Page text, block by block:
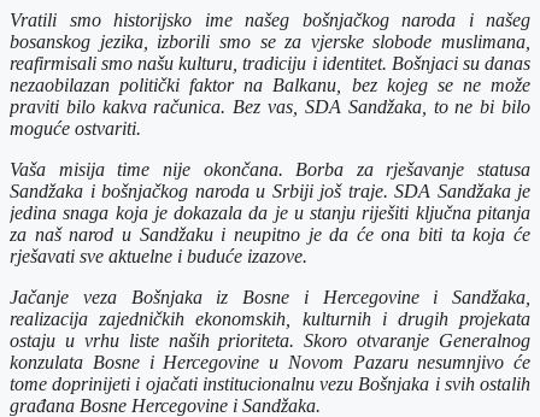
Vratili smo historijsko ime našeg bošnjačkog naroda i našeg
bosanskog jezika, izborili smo se za vjerske slobode muslimana,
reafirmisali smo našu kulturu, tradiciju i identitet. Bošnjaci su danas
nezaobilazan politički faktor na Balkanu, bez kojeg se ne može
praviti bilo kakva računica. Bez vas, SDA Sandžaka, to ne bi bilo
moguće ostvariti.
Vaša misija time nije okončana. Borba za rješavanje statusa
Sandžaka i bošnjačkog naroda u Srbiji još traje. SDA Sandžaka je
jedina snaga koja je dokazala da je u stanju riješiti ključna pitanja
za naš narod u Sandžaku i neupitno je da će ona biti ta koja će
rješavati sve aktuelne i buduće izazove.
Jačanje veza Bošnjaka iz Bosne i Hercegovine i Sandžaka,
realizacija zajedničkih ekonomskih, kulturnih i drugih projekata
ostaju u vrhu liste naših prioriteta. Skoro otvaranje Generalnog
konzulata Bosne i Hercegovine u Novom Pazaru nesumnjivo će
tome doprinijeti i ojačati institucionalnu vezu Bošnjaka i svih ostalih
građana Bosne Hercegovine i Sandžaka.